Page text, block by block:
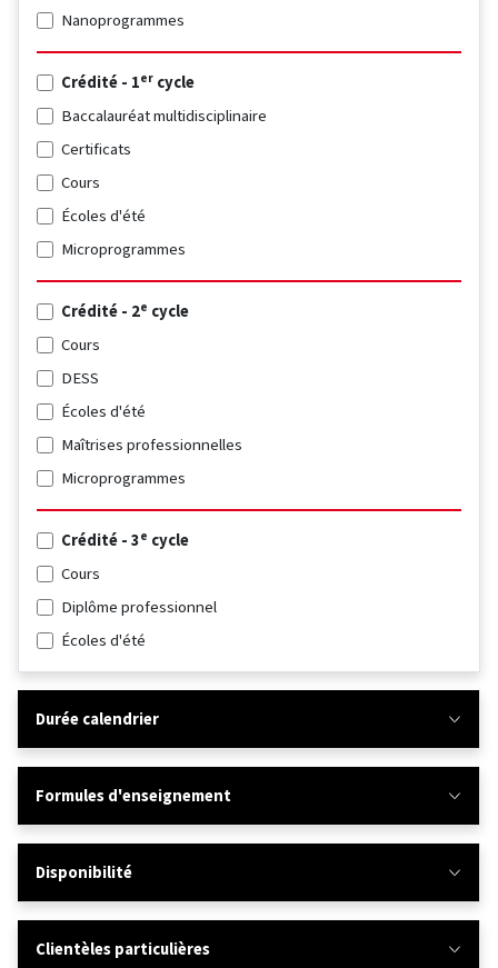
Nanoprogrammes
Crédité - 1er cycle
Baccalauréat multidisciplinaire
Certificats
Cours
Écoles d'été
Microprogrammes
Crédité - 2e cycle
Cours
DESS
Écoles d'été
Maîtrises professionnelles
Microprogrammes
Crédité - 3e cycle
Cours
Diplôme professionnel
Écoles d'été
Durée calendrier
Formules d'enseignement
Disponibilité
Clientèles particulières